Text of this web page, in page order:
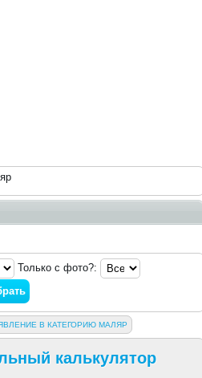
Только с фото?:
В КАТЕГОРИЮ МАЛЯР
калькулятор